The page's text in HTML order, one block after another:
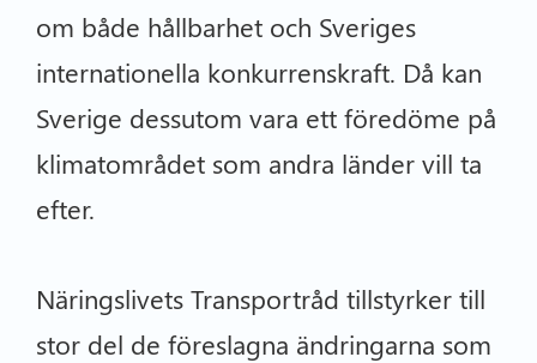
om både hållbarhet och Sveriges
internationella konkurrenskraft. Då kan
Sverige dessutom vara ett föredöme på
klimatområdet som andra länder vill ta
efter.
Näringslivets Transportråd tillstyrker till
stor del de föreslagna ändringarna som